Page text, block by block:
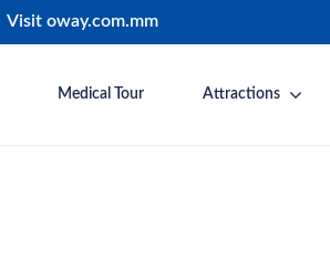
Visit oway.com.mm
Medical Tour Attractions